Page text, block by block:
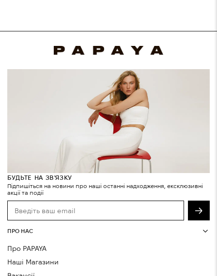
БУДЬТЕ НА ЗВ'ЯЗКУ
Підпишіться на новини про наші останні надходження, ексклюзивні
акції та події
ПРО НАС
Про PAPAYA
Наші Магазини